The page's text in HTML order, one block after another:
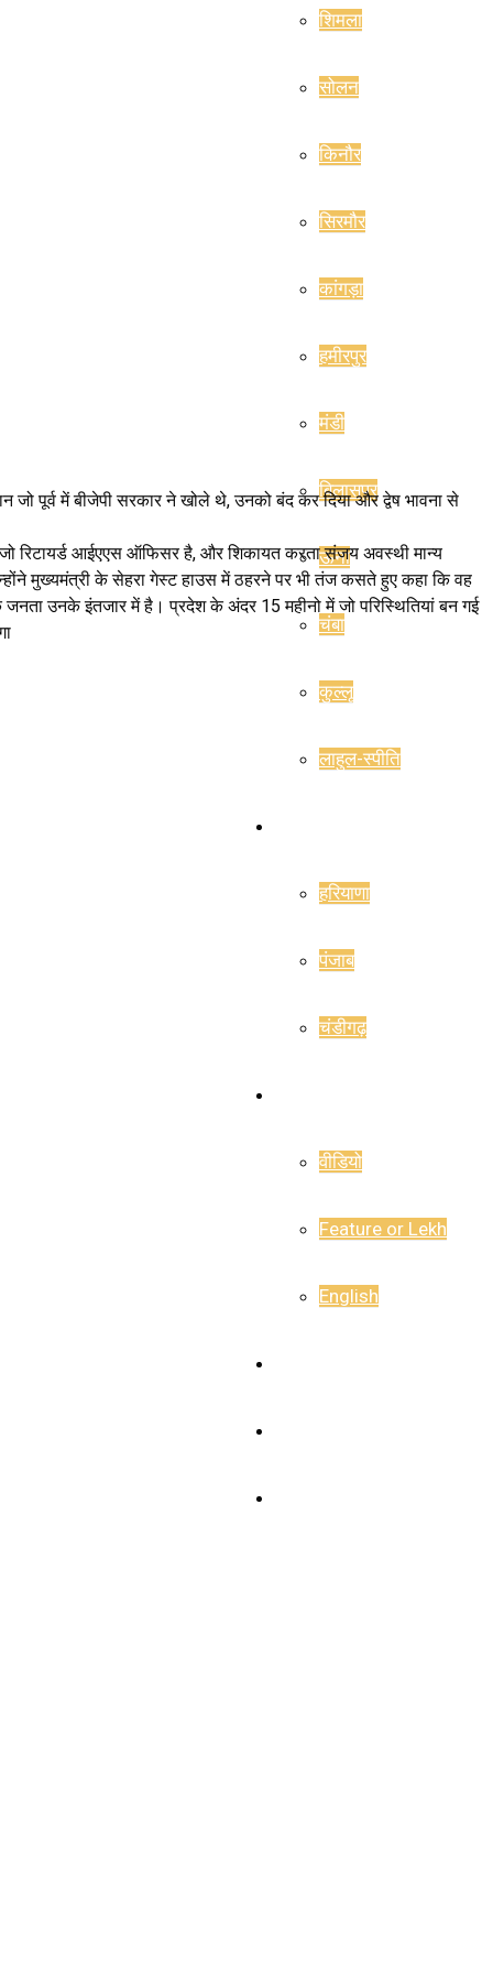
शिमला
सोलन
किनौर
सिरमौर
कांगड़ा
हमीरपुर
मंडी
बिलासपुर
ऊना
चंबा
कुल्लू
लाहुल-स्पीति
हरियाणा
पंजाब
चंडीगढ़
वीडियो
Feature or Lekh
English
पूर्व में बीजेपी सरकार ने खोले थे, उनको बंद कर दिया और द्वेष भावना से
रिटायर्ड आईएएस ऑफिसर है, और शिकायत करता संजय अवस्थी मान्य
मुख्यमंत्री के सेहरा गेस्ट हाउस में ठहरने पर भी तंज कसते हुए कहा कि वह
उनके इंतजार में है। प्रदेश के अंदर 15 महीनो में जो परिस्थितियां बन गई